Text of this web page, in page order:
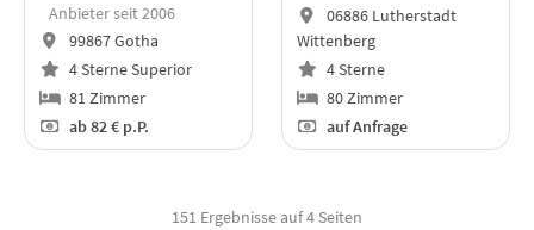
Anbieter seit 2006
99867 Gotha
4 Sterne Superior
81 Zimmer
ab82 € p.P.
06886 Lutherstadt
Wittenberg
4 Sterne
80 Zimmer
auf Anfrage
151 Ergebnisse auf 4 Seiten